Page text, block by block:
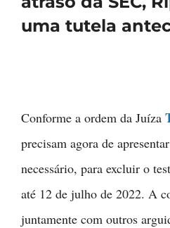
uma tutela
Conforme a ordem da Juíza
precisam agora de
necessário, para excluir o
até 12 de julho de 2022. A
juntamente com outros